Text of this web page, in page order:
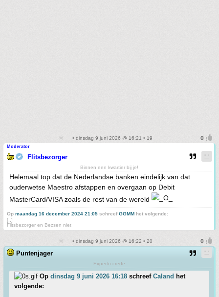
• dinsdag 9 juni 2026 @ 16:21 • 19
Moderator
Flitsbezorger
Binnen een kwartier bij je!
Helemaal top dat de Nederlandse banken eindelijk van dat
ouderwetse Maestro afstappen en overgaan op Debit
MasterCard/VISA zoals de rest van de wereld
Op maandag 16 december 2024 21:05 schreefGGMM het volgende:
[..]
Flitsbezorger en Bezsen niet
• dinsdag 9 juni 2026 @ 16:22 • 20
Puntenjager
Experto crede
Op dinsdag 9 juni 2026 16:18 schreef Caland het
volgende: